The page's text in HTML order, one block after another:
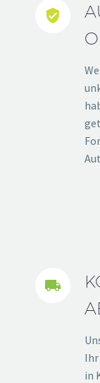




in